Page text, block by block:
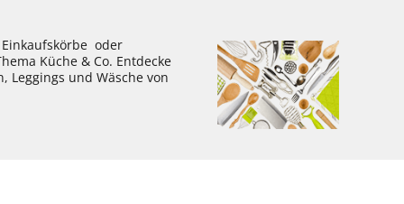
oder
Küche & Co. Entdecke
Leggings und Wäsche von